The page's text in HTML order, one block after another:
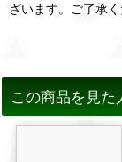
ざいます。ご了承く
この商品を見た